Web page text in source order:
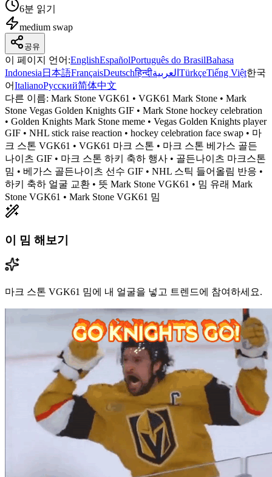
6분 읽기
medium swap
공유
이 페이지 언어 :EnglishEspañolPortuguês do BrasilBahasa
Indonesia 日本語FrançaisDeutschहिन्दीالعربية TürkçeTiếng Việt한국
어ItalianoРусский简体中文
다른 이름: Mark Stone VGK61 • VGK61 Mark Stone • Mark
Stone Vegas Golden Knights GIF • Mark Stone hockey celebration
• Golden Knights Mark Stone meme • Vegas Golden Knights player
GIF • NHL stick raise reaction • hockey celebration face swap • 마
크 스톤 VGK61 • VGK61 마크 스톤 • 마크 스톤 베가스 골든
나이츠 GIF • 마크 스톤 하키 축하 행사 • 골든나이츠 마크스톤
밈 • 베가스 골든나이츠 선수 GIF • NHL 스틱 들어올림 반응 •
하키 축하 얼굴 교환 • 뜻 Mark Stone VGK61 • 밈 유래 Mark
Stone VGK61 • Mark Stone VGK61 밈
이 밈 해보기
마크 스톤 VGK61 밈에 내 얼굴을 넣고 트렌드에 참여하세요.